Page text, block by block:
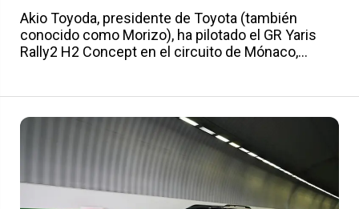
Akio Toyoda, presidente de Toyota (también
conocido como Morizo), ha pilotado el GR Yaris
Rally2 H2 Concept en el circuito de Mónaco,
sonido y la emoción en un futuro neutro en
carbono.